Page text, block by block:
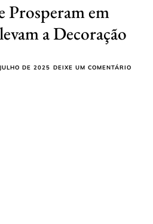
Prosperam em
a Decoração
DE 2025 DEIXE UM COMENTÁRIO